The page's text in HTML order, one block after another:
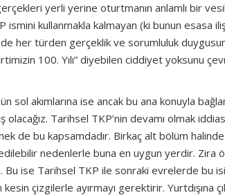
yerli yerine oturtmanın anlamlı bir
kullanmakla kalmayan (ki bunun esasa
her türden gerçeklik ve sorumluluk
100. Yılı” diyebilen ciddiyet yoksunu
akımlarına ise ancak bu ana konuyla
Tarihsel TKP’nin devamı olmak
de bu kapsamdadır. Birkaç alt bölüm
nedenlerle buna en uygun yerdir. Zira
Bu ise Tarihsel TKP ile sonraki evrelerde bu
çizgilerle ayırmayı gerektirir. Yurtdışına